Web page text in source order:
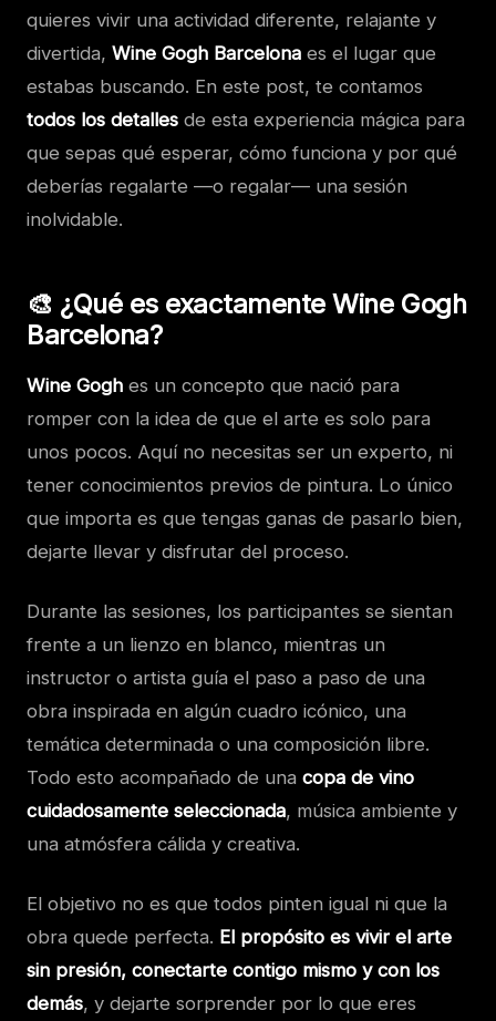
quieres vivir una actividad diferente, relajante y
divertida, Wine Gogh Barcelona es el lugar que
estabas buscando. En este post, te contamos
todos los detalles de esta experiencia mágica para
que sepas qué esperar, cómo funciona y por qué
deberías regalarte —o regalar— una sesión
inolvidable.
🎨 ¿Qué es exactamente Wine Gogh
Barcelona?
Wine Gogh es un concepto que nació para
romper con la idea de que el arte es solo para
unos pocos. Aquí no necesitas ser un experto, ni
tener conocimientos previos de pintura. Lo único
que importa es que tengas ganas de pasarlo bien,
dejarte llevar y disfrutar del proceso.
Durante las sesiones, los participantes se sientan
frente a un lienzo en blanco, mientras un
instructor o artista guía el paso a paso de una
obra inspirada en algún cuadro icónico, una
temática determinada o una composición libre.
Todo esto acompañado de una copa de vino
cuidadosamente seleccionada, música ambiente y
una atmósfera cálida y creativa.
El objetivo no es que todos pinten igual ni que la
obra quede perfecta. El propósito es vivir el arte
sin presión, conectarte contigo mismo y con los
demás, y dejarte sorprender por lo que eres